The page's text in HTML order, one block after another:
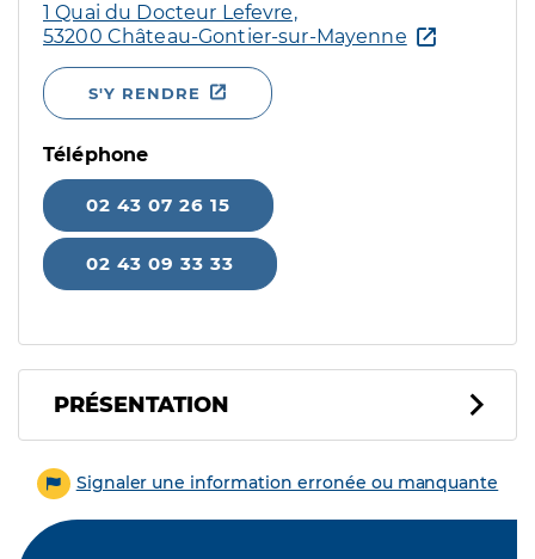
1 Quai du Docteur Lefevre,
53200 Château-Gontier-sur-Mayenne
S'Y RENDRE
Téléphone
02 43 07 26 15
02 43 09 33 33
PRÉSENTATION
Signaler une information erronée ou manquante